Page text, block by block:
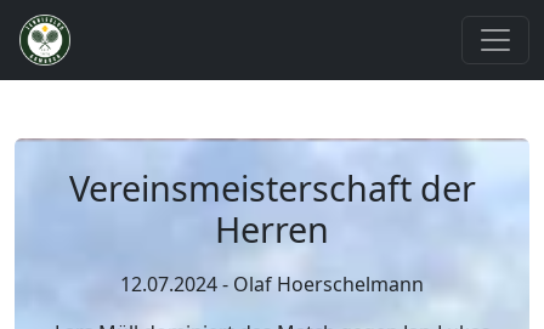
Vereinsmeisterschaft der
Herren
12.07.2024 - Olaf Hoerschelmann